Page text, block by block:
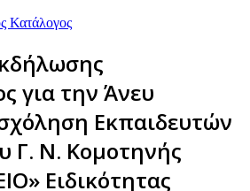
Κατάλογος
για την Άνευ
Εκπαιδευτών
Γ. Ν. Κομοτηνής
Ειδικότητας